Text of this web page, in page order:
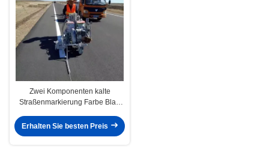
Zwei Komponenten kalte
Straßenmarkierung Farbe Blau
Straßenmarkierung Sprayfarbe
Erhalten Sie besten Preis